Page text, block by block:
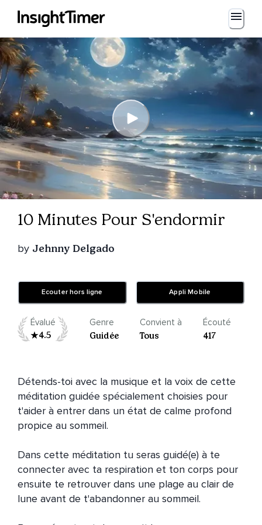
10 Minutes Pour S'endormir
by Jehnny Delgado
Ecouter hors ligne Appli Mobile
Évalué
4.5
Genre
Guidée
Convient à
Tous
Écouté
417
Détends-toi avec la musique et la voix de cette
méditation guidée spécialement choisies pour
t'aider à entrer dans un état de calme profond
propice au sommeil.
Dans cette méditation tu seras guidé(e) à te
connecter avec ta respiration et ton corps pour
ensuite te retrouver dans une plage au clair de
lune avant de t'abandonner au sommeil.